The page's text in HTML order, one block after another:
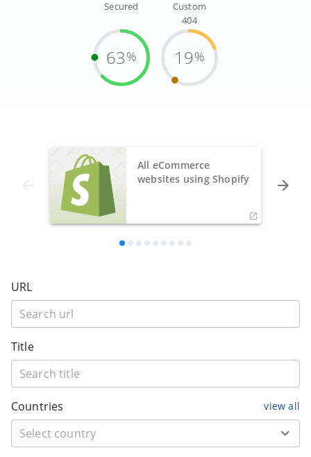
Secured
63%
Custom
404
19%
All eCommerce
websites using Shopify
URL
Title
Countries view all